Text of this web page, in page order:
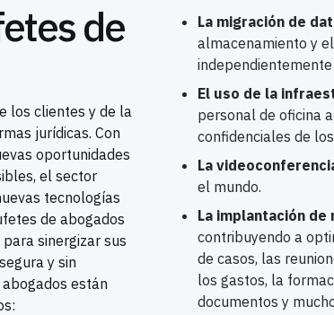
de
los clientes y de la
jurídicas. Con
oportunidades
el sector
tecnologías
de abogados
sinergizar sus
y sin
están
La migración de
almacenamiento y
El uso de la
personal de oficina
confidenciales de
La
el mundo.
La implantación
contribuyendo a
de casos, las
los gastos, la
documentos y